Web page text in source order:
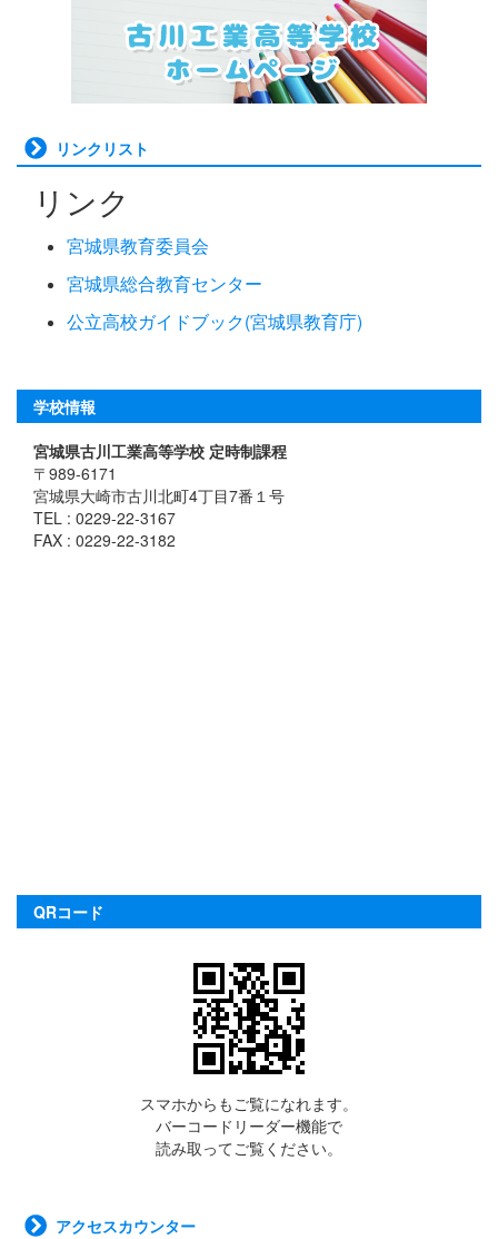
リンクリスト
リンク
宮城県教育委員会
宮城県総合教育センター
公立高校ガイドブック(宮城県教育庁)
学校情報
宮城県古川工業高等学校 定時制課程
〒989-6171
宮城県大崎市古川北町4丁目7番１号
TEL : 0229-22-3167
FAX : 0229-22-3182
QRコード
スマホからもご覧になれます。
バーコードリーダー機能で
読み取ってご覧ください。
アクセスカウンター